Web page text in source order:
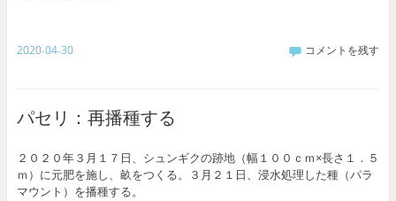
2020-04-30 コメントを残す
パセリ：再播種する
２０２０年３月１７日、シュンギクの跡地（幅１００ｃｍ×長さ１．５
ｍ）に元肥を施し、畝をつくる。３月２１日、浸水処理した種（パラ
マウント）を播種する。